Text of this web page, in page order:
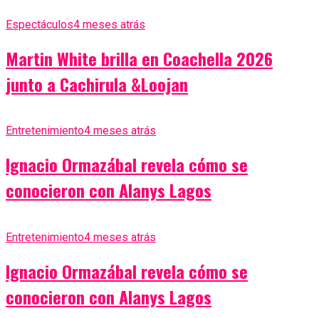
Espectáculos4 meses atrás
Martin White brilla en Coachella 2026
junto a Cachirula &Loojan
Entretenimiento4 meses atrás
Ignacio Ormazábal revela cómo se
conocieron con Alanys Lagos
Entretenimiento4 meses atrás
Ignacio Ormazábal revela cómo se
conocieron con Alanys Lagos